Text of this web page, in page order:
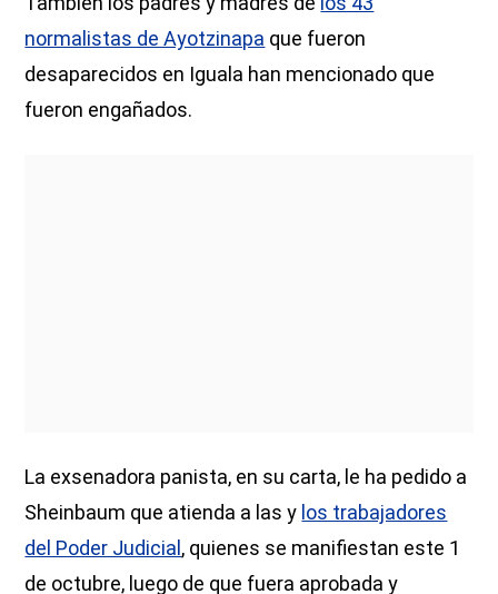
normalistas de Ayotzinapa que fueron
desaparecidos en Iguala han mencionado que
fueron engañados.
La exsenadora panista, en su carta, le ha pedido a
Sheinbaum que atienda a las y los trabajadores
del Poder Judicial, quienes se manifiestan este 1
de octubre, luego de que fuera aprobada y